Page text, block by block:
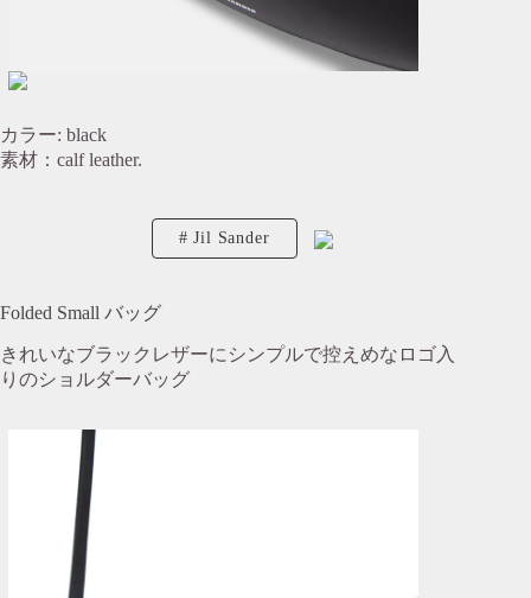
カラー: black
素材：calf leather.
Jil Sander
Folded Small バッグ
きれいなブラックレザーにシンプルで控えめなロゴ入
りのショルダーバッグ